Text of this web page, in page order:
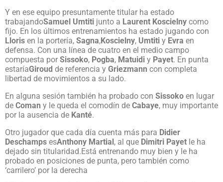
Y en ese equipo presuntamente titular ha estado
trabajandoSamuel Umtiti junto a Laurent Koscielny como
fijo. En los últimos entrenamientos ha estado jugando con
Lloris en la portería, Sagna,Koscielny, Umtiti y Evra en
defensa. Con una línea de cuatro en el medio campo
compuesta por Sissoko, Pogba, Matuidi y Payet. En punta
estaríaGiroud de referencia y Griezmann con completa
libertad de movimientos a su lado.
En alguna sesión también ha probado con Sissoko en lugar
de Coman y le queda el comodín de Cabaye, muy importante
por la ausencia de Kanté.
Otro jugador que cada día cuenta más para Didier
Deschamps esAnthony Martial, al que Dimitri Payet le ha
dejado sin titularidad.Está entrenando muy bien y le ha
probado en posiciones de punta, pero también como
‘carrilero’ por la derecha